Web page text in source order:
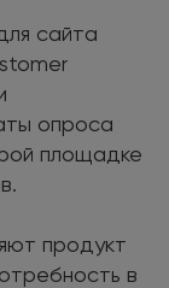
сайта
опроса
площадке
продукт
в